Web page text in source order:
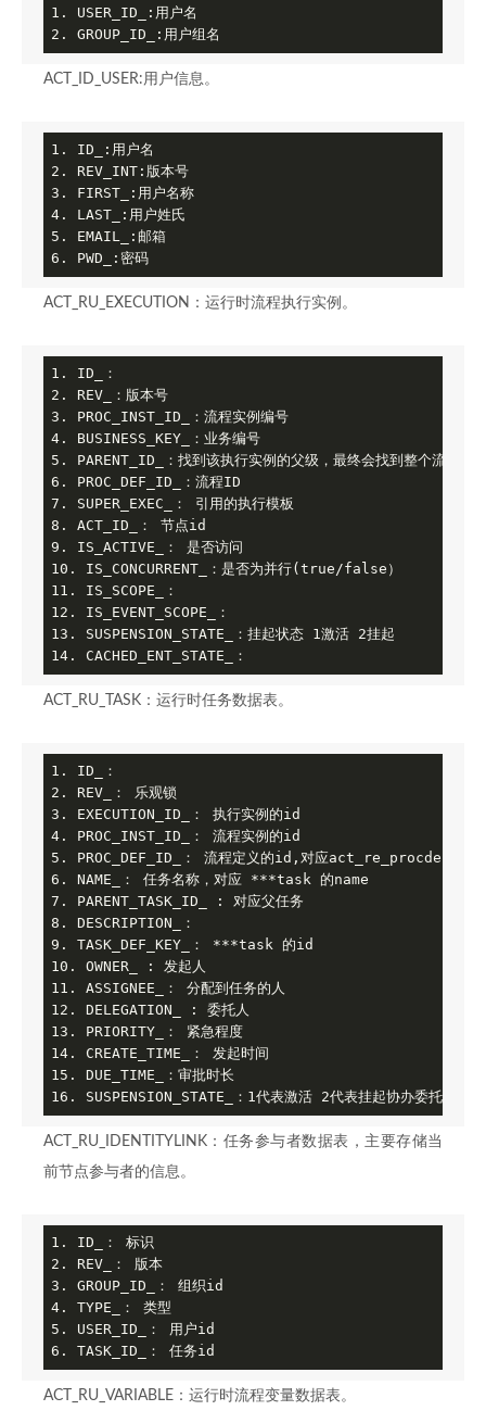
1. USER_ID_:用户名
2. GROUP_ID_:用户组名
ACT_ID_USER:用户信息。
1. ID_:用户名
2. REV_INT:版本号
3. FIRST_:用户名称
4. LAST_:用户姓氏
5. EMAIL_:邮箱
6. PWD_:密码
ACT_RU_EXECUTION：运行时流程执行实例。
1. ID_：
2. REV_：版本号
3. PROC_INST_ID_：流程实例编号
4. BUSINESS_KEY_：业务编号
5. PARENT_ID_：找到该执行实例的父级，最终会找到整个流程的
6. PROC_DEF_ID_：流程ID
7. SUPER_EXEC_： 引用的执行模板
8. ACT_ID_： 节点id
9. IS_ACTIVE_： 是否访问
10. IS_CONCURRENT_：是否为并行(true/false）
11. IS_SCOPE_：
12. IS_EVENT_SCOPE_：
13. SUSPENSION_STATE_：挂起状态 1激活 2挂起
14. CACHED_ENT_STATE_：
ACT_RU_TASK：运行时任务数据表。
1. ID_：
2. REV_： 乐观锁
3. EXECUTION_ID_： 执行实例的id
4. PROC_INST_ID_： 流程实例的id
5. PROC_DEF_ID_： 流程定义的id,对应act_re_procdef 的
6. NAME_： 任务名称，对应 ***task 的name
7. PARENT_TASK_ID_ : 对应父任务
8. DESCRIPTION_：
9. TASK_DEF_KEY_： ***task 的id
10. OWNER_ : 发起人
11. ASSIGNEE_： 分配到任务的人
12. DELEGATION_ : 委托人
13. PRIORITY_： 紧急程度
14. CREATE_TIME_： 发起时间
15. DUE_TIME_：审批时长
16. SUSPENSION_STATE_：1代表激活 2代表挂起协办委托的时
ACT_RU_IDENTITYLINK：任务参与者数据表，主要存储当
前节点参与者的信息。
1. ID_： 标识
2. REV_： 版本
3. GROUP_ID_： 组织id
4. TYPE_： 类型
5. USER_ID_： 用户id
6. TASK_ID_： 任务id
ACT_RU_VARIABLE：运行时流程变量数据表。